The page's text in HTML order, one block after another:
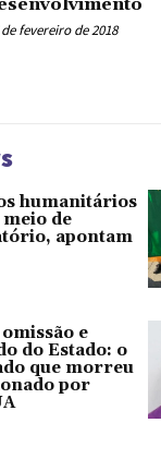
fevereiro de 2018
humanitários
de
apontam
e
do Estado: o
que morreu
por